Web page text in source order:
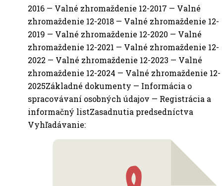
2016 — Valné zhromaždenie 12-2017 — Valné
zhromaždenie 12-2018 — Valné zhromaždenie 12-
2019 — Valné zhromaždenie 12-2020 — Valné
zhromaždenie 12-2021 — Valné zhromaždenie 12-
2022 — Valné zhromaždenie 12-2023 — Valné
zhromaždenie 12-2024 — Valné zhromaždenie 12-
2025Základné dokumenty — Informácia o
spracovávaní osobných údajov — Registrácia a
informačný listZasadnutia predsedníctva
Vyhľadávanie: